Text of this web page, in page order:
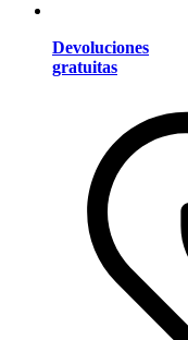
Devoluciones
gratuitas